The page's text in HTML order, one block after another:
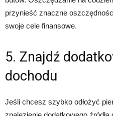
przynieść znaczne
swoje cele finansowe.
5. Znajdź
dochodu
Jeśli chcesz szybko odłożyć